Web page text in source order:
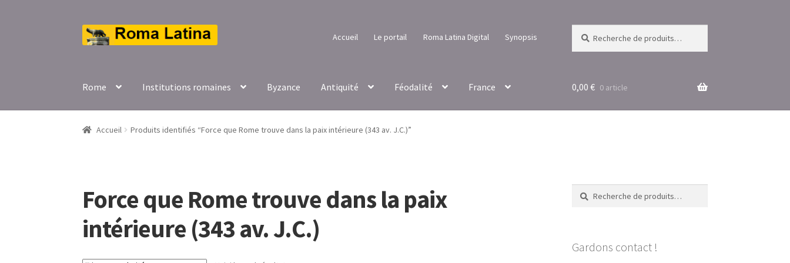
Aller
à
Aller
au
Accueil Le portail Roma Latina Digital Synopsis
pour :
Rome Institutions romaines Byzance Antiquité Féodalité France 0,00 € 0 article
Accueil Produits identifiés “Force que Rome trouve dans la paix intérieure (343 av. J.C.)”
Force que Rome trouve dans la paix
intérieure (343 av. J.C.)
Recherche
pour :
Recherche
Gardons contact !